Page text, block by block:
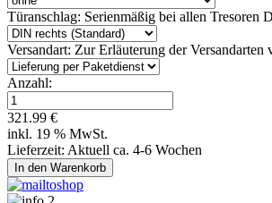
Türanschlag: Serienmäßig bei allen Tresoren
Versandart: Zur Erläuterung der
Anzahl:
321.99 €
inkl. 19 % MwSt.
Lieferzeit: Aktuell ca. 4-6 Wochen